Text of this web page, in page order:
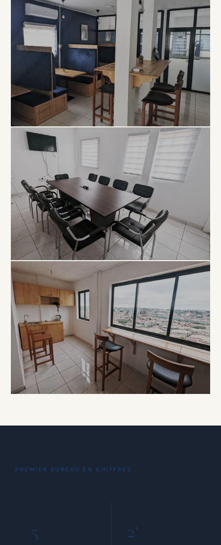
EXCLUSIVITÉ
Bureau
Privé
À PARTIR DE 80 000 FCFA / MOIS
COLLABORATIF
Open
Space
À PARTIR DE 5 000 FCFA / JOUR
PROFESSIONNEL
Salle de
Réunion
À PARTIR DE 15 000 FCFA / HEURE
Coin Café
INCLUS POUR TOUS LES MEMBRES
PREMIER BUREAU EN CHIFFRES
5 2+